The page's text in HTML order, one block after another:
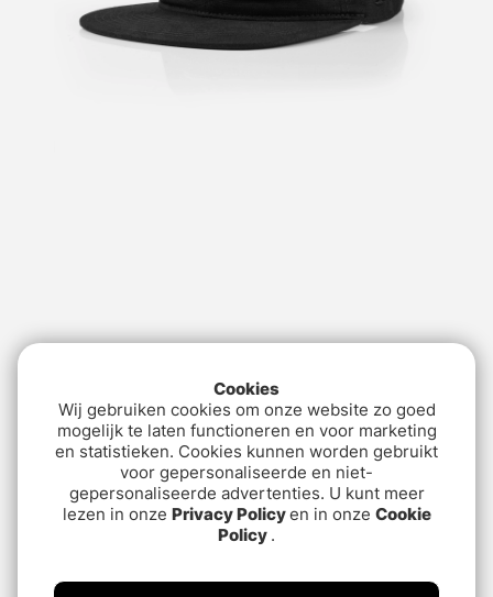
Cookies
Wij gebruiken cookies om onze website zo goed
mogelijk te laten functioneren en voor marketing
en statistieken. Cookies kunnen worden gebruikt
voor gepersonaliseerde en niet-
gepersonaliseerde advertenties. U kunt meer
lezen in onze Privacy Policyen in onze Cookie
Policy .